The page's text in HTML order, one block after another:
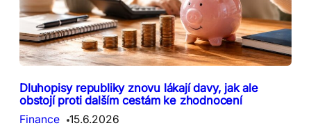
Dluhopisy republiky znovu lákají davy, jak ale
obstojí proti dalším cestám ke zhodnocení
Finance 15.6.2026